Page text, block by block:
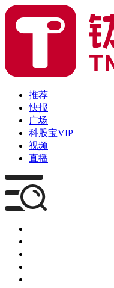
推荐
快报
广场
科股宝VIP
视频
直播